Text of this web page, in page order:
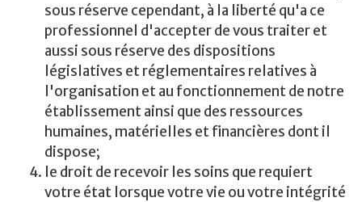
sous réserve cependant, à la liberté qu'a ce
professionnel d'accepter de vous traiter et
aussi sous réserve des dispositions
législatives et réglementaires relatives à
l'organisation et au fonctionnement de notre
établissement ainsi que des ressources
humaines, matérielles et financières dont il
dispose;
le droit de recevoir les soins que requiert
votre état lorsque votre vie ou votre intégrité